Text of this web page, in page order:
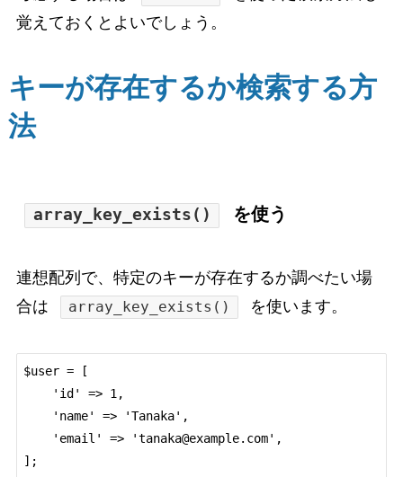
覚えておくとよいでしょう。
キーが存在するか検索する方
法
array_key_exists() を使う
連想配列で、特定のキーが存在するか調べたい場
合は
array_key_exists() を使います。
$user = [
];